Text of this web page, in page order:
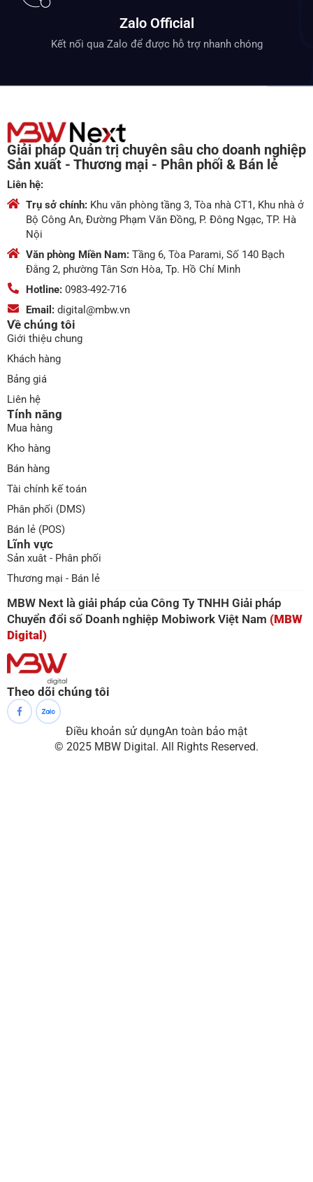
Zalo Official
Kết nối qua Zalo để được hỗ trợ nhanh chóng
Giải pháp Quản trị chuyên sâu cho doanh nghiệp
Sản xuất - Thương mại - Phân phối & Bán lẻ
Liên hệ:
Trụ sở chính: Khu văn phòng tầng 3, Tòa nhà CT1, Khu nhà ở
Bộ Công An, Đường Phạm Văn Đồng, P. Đông Ngạc, TP. Hà
Nội
Văn phòng Miền Nam: Tầng 6, Tòa Parami, Số 140 Bạch
Đằng 2, phường Tân Sơn Hòa, Tp. Hồ Chí Minh
Hotline: 0983-492-716
Email: digital@mbw.vn
Về chúng tôi
Giới thiệu chung
Khách hàng
Bảng giá
Liên hệ
Tính năng
Mua hàng
Kho hàng
Bán hàng
Tài chính kế toán
Phân phối (DMS)
Bán lẻ (POS)
Lĩnh vực
Sản xuât - Phân phối
Thương mại - Bán lẻ
MBW Next là giải pháp của Công Ty TNHH Giải pháp
Chuyển đổi số Doanh nghiệp Mobiwork Việt Nam (MBW
Digital)
Theo dõi chúng tôi
© 2025 MBW Digital. All Rights Reserved.
Điều khoản sử dụngAn toàn bảo mật